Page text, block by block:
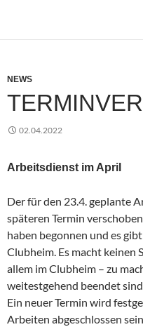
NEWS
02.04.2022
Arbeitsdienst im April
Der für den 23.4. geplante
späteren Termin
haben begonnen und es
Clubheim. Es macht keinen
allem im Clubheim – zu
weitestgehend beendet
Ein neuer Termin wird
Arbeiten abgeschlossen